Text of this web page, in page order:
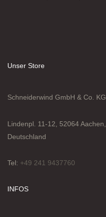
Unser Store
Schneiderwind GmbH & Co. KG
Lindenpl. 11-12, 52064 Aachen,
Deutschland
Tel: +49 241 9437760
INFOS